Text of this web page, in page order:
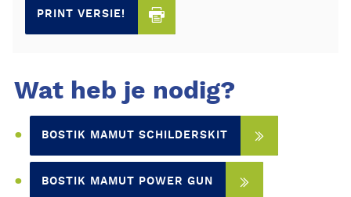
Wat heb je nodig?
BOSTIK MAMUT SCHILDERSKIT
BOSTIK MAMUT POWER GUN
PRINT VERSIE!